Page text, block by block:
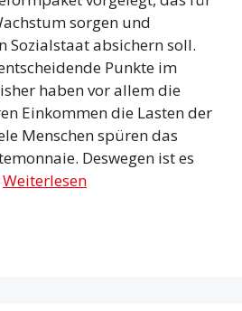
sorgen und
Sozialstaat absichern soll.
Punkte im
haben vor allem die
Einkommen die Lasten der
Menschen spüren das
Deswegen ist es
Weiterlesen